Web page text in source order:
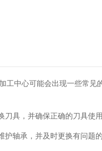
中心可能会出现一些常见
具，并确保正确的刀具使用
轴承，并及时更换有问题的